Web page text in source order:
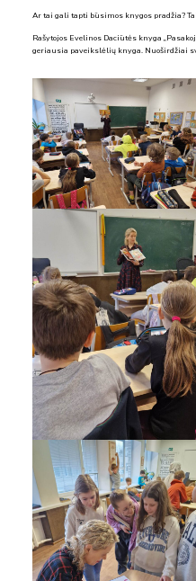
Ar tai gali tapti būsimos knygos pradžia?
Rašytojos Evelinos Daciūtės knyga
geriausia paveikslėlių knyga. Nuoširdžiai